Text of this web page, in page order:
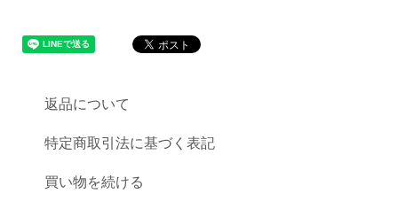
返品について
特定商取引法に基づく表記
買い物を続ける